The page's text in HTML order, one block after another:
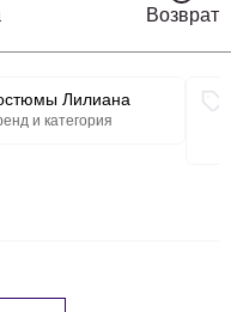
– брючная тесьма-
вставлена резинка
брюк –– 4 см. Длина
Возврат
Лилиана
и категория